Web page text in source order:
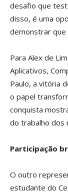
desafio que
disso, é uma
demonstrar que
Para Alex de
Aplicativos,
Paulo, a vitória
o papel
conquista
do trabalho dos
Participação
O outro
estudante do